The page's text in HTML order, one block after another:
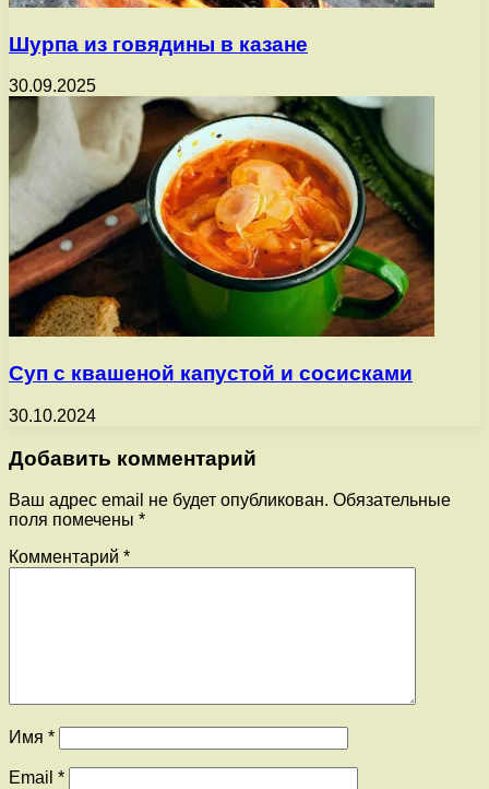
Шурпа из говядины в казане
30.09.2025
Суп с квашеной капустой и сосисками
30.10.2024
Добавить комментарий
Ваш адрес email не будет опубликован. Обязательные
поля помечены *
Комментарий *
Имя *
Email *